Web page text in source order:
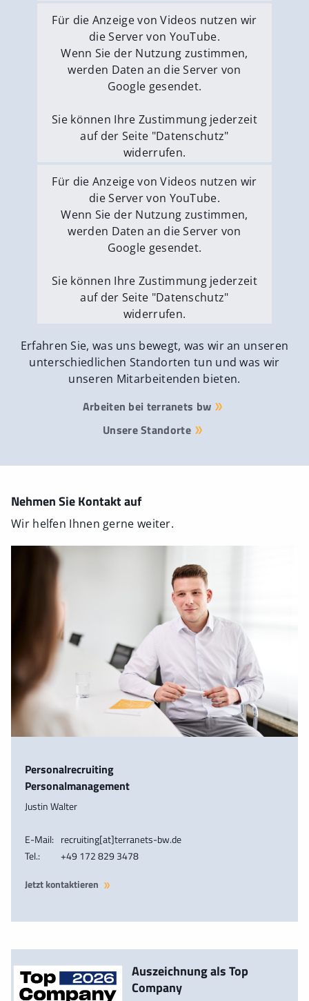
Externe Medien erlauben
Für die Anzeige von Videos nutzen wir
die Server von YouTube.
Wenn Sie der Nutzung zustimmen,
werden Daten an die Server von
Google gesendet.
Sie können Ihre Zustimmung jederzeit
auf der Seite "Datenschutz"
widerrufen.
Externe Medien erlauben
Für die Anzeige von Videos nutzen wir
die Server von YouTube.
Wenn Sie der Nutzung zustimmen,
werden Daten an die Server von
Google gesendet.
Sie können Ihre Zustimmung jederzeit
auf der Seite "Datenschutz"
widerrufen.
Externe Medien erlauben
Erfahren Sie, was uns bewegt, was wir an unseren
unterschiedlichen Standorten tun und was wir
unseren Mitarbeitenden bieten.
Arbeiten bei terranets bw
Unsere Standorte
Nehmen Sie Kontakt auf
Wir helfen Ihnen gerne weiter.
Personalrecruiting
Personalmanagement
Justin Walter
E-Mail: recruiting[at]terranets-bw.de
Tel.:
+49 172 829 3478
Jetzt kontaktieren
Auszeichnung als Top
Company